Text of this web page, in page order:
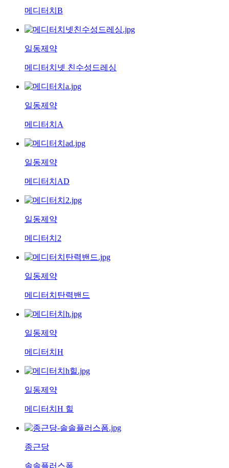
메디터치B
일동제약
메디터치넷 친수성드레싱
일동제약
메디터치A
일동제약
메디터치AD
일동제약
메디터치2
일동제약
메디터치탄력밴드
일동제약
메디터치H
일동제약
메디터치H 힐
종근당
솔솔플러스폼